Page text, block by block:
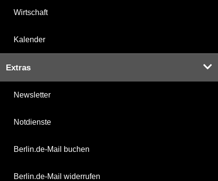
Wirtschaft
Kalender
Extras
Newsletter
Notdienste
Berlin.de-Mail buchen
Berlin.de-Mail widerrufen